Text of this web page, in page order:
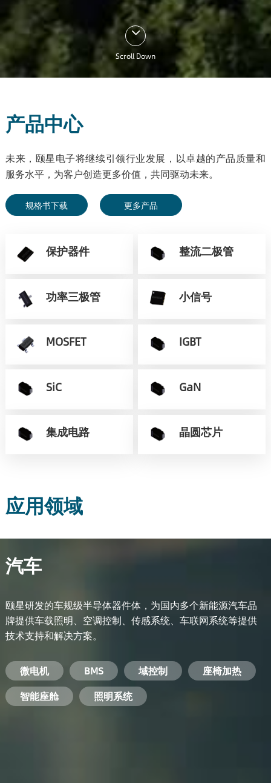
Scroll Down
产品中心
未来，颐星电子将继续引领行业发展，以卓越的产品质量和
服务水平，为客户创造更多价值，共同驱动未来。
规格书下载 更多产品
保护器件 整流二极管
功率三极管 小信号
MOSFET IGBT
SiC GaN
集成电路 晶圆芯片
应用领域
汽车
颐星研发的车规级半导体器件体，为国内多个新能源汽车品
牌提供车载照明、空调控制、传感系统、车联网系统等提供
技术支持和解决方案。
微电机 BMS 域控制
座椅加热
智能座舱
照明系统
电池管理系统
储能逆变器
工业电焊机 变频器
电机驱动
安防摄像头
开关电源 手机充电器
服务器电源
PC电源
电脑 手机 基站 机顶盒
智能农业 智能医疗
智能交通
智能家居